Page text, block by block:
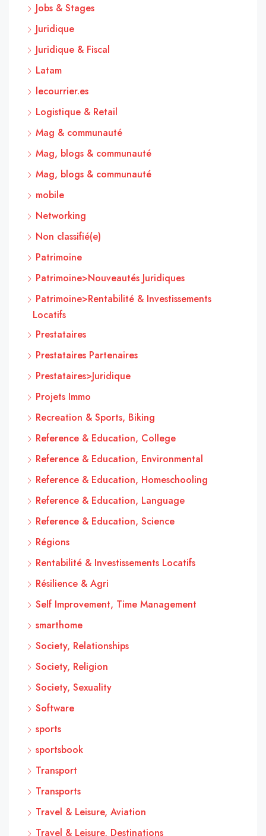
Jobs & Stages
Juridique
Juridique & Fiscal
Latam
lecourrier.es
Logistique & Retail
Mag & communauté
Mag, blogs & communauté
Mag, blogs & communauté
mobile
Networking
Non classifié(e)
Patrimoine
Patrimoine>Nouveautés Juridiques
Patrimoine>Rentabilité & Investissements
Locatifs
Prestataires
Prestataires Partenaires
Prestataires>Juridique
Projets Immo
Recreation & Sports, Biking
Reference & Education, College
Reference & Education, Environmental
Reference & Education, Homeschooling
Reference & Education, Language
Reference & Education, Science
Régions
Rentabilité & Investissements Locatifs
Résilience & Agri
Self Improvement, Time Management
smarthome
Society, Relationships
Society, Religion
Society, Sexuality
Software
sports
sportsbook
Transport
Transports
Travel & Leisure, Aviation
Travel & Leisure, Destinations